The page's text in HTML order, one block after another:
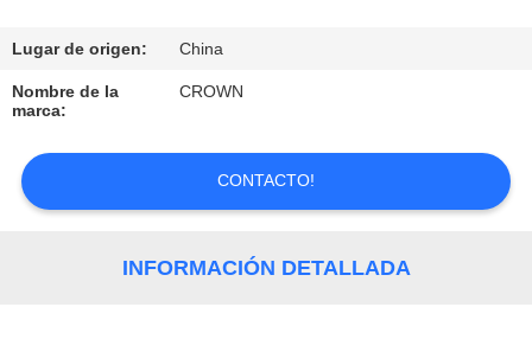
CONTROL
DE
CONTACTO
SOLICITAR
Lugar de origen: China
Nombre de la
marca:
CROWN
CONTACTO!
INFORMACIÓN DETALLADA